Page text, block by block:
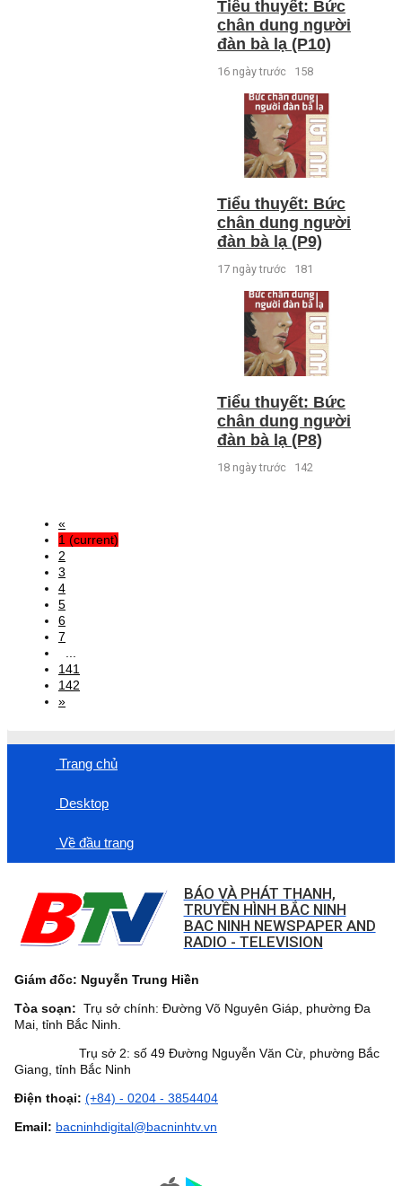
Tiểu thuyết: Bức
chân dung người
đàn bà lạ (P10)
16 ngày trước 158
Tiểu thuyết: Bức
chân dung người
đàn bà lạ (P9)
17 ngày trước 181
Tiểu thuyết: Bức
chân dung người
đàn bà lạ (P8)
18 ngày trước 142
«
1 (current)
2
3
4
5
6
7
141
142
»
Trang chủ
Desktop
Về đầu trang
BÁO VÀ PHÁT THANH,
TRUYỀN HÌNH BẮC NINH
BAC NINH NEWSPAPER AND
RADIO - TELEVISION
Giám đốc: Nguyễn Trung Hiền
Tòa soạn: Trụ sở chính: Đường Võ Nguyên Giáp, phường Đa
Mai, tỉnh Bắc Ninh.
Trụ sở 2: số 49 Đường Nguyễn Văn Cừ, phường Bắc
Giang, tỉnh Bắc Ninh
Điện thoại: (+84) - 0204 - 3854404
Email: bacninhdigital@bacninhtv.vn